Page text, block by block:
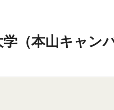
（本山キャン